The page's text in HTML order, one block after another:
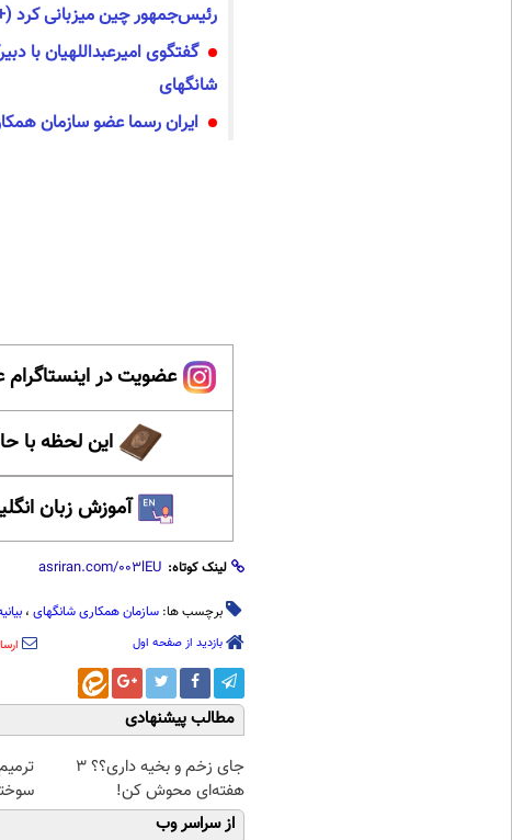
رئیس‌جمهور چین میزبانی
گفتگوی امیرعبداللهیان با
شانگهای
ایران رسما عضو سازمان
عضویت در اینستاگرام
این لحظه با
آموزش زبان
لینک کوتاه:
برچسب ها: سازمان همکاری شانگهای ،
بازدید از صفحه اول
مطالب پیشنهادی
جای زخم و بخیه داری؟؟ 3
هفته‌ای محوش کن!
از سراسر وب